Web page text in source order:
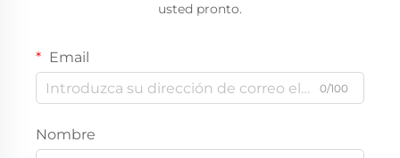
usted pronto.
Email
0/100
Nombre